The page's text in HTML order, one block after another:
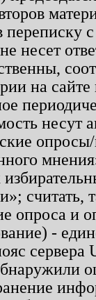
переписку
несет
на
несут
опросы/
считать,
опроса и
-